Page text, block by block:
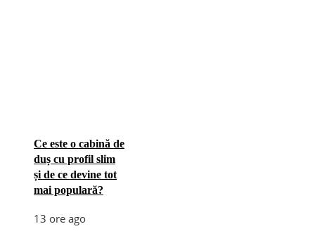
Ce este o cabină de
duș cu profil slim
și de ce devine tot
mai populară?
13 ore ago